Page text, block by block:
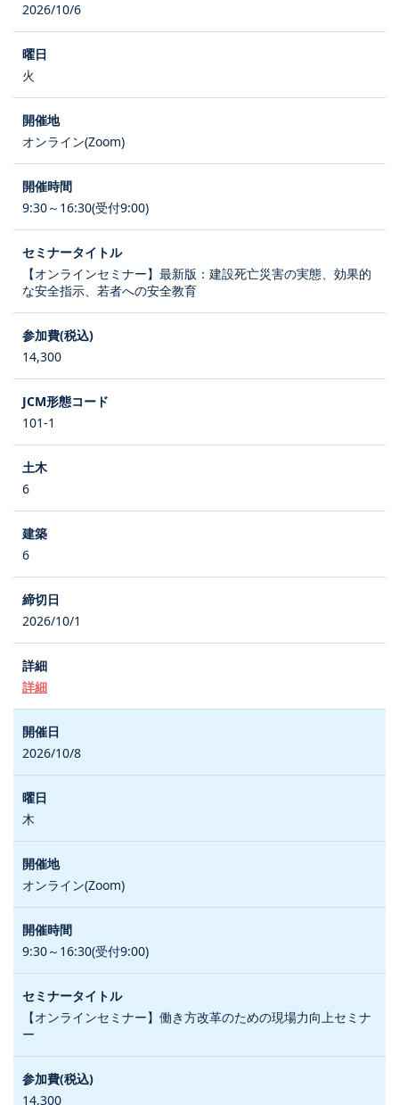
2026/10/6
火
オンライン(Zoom)
9:30～16:30(受付9:00)
【オンラインセミナー】最新版：建設死亡災害の実態、効果的
な安全指示、若者への安全教育
14,300
101-1
6
6
2026/10/1
詳細
2026/10/8
木
オンライン(Zoom)
9:30～16:30(受付9:00)
【オンラインセミナー】働き方改革のための現場力向上セミナ
ー
14,300